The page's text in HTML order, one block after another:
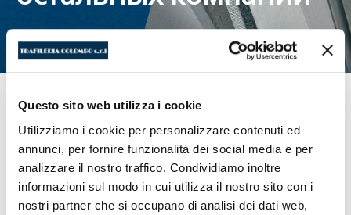
Questo sito web utilizza i cookie
Utilizziamo i cookie per personalizzare contenuti ed
annunci, per fornire funzionalità dei social media e per
analizzare il nostro traffico. Condividiamo inoltre
informazioni sul modo in cui utilizza il nostro sito con i
nostri partner che si occupano di analisi dei dati web,
данного сектора.